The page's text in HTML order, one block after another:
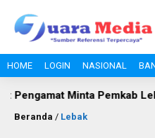
HOME LOGIN NASIONAL
Minta Pemkab Lebak
Beranda / Lebak